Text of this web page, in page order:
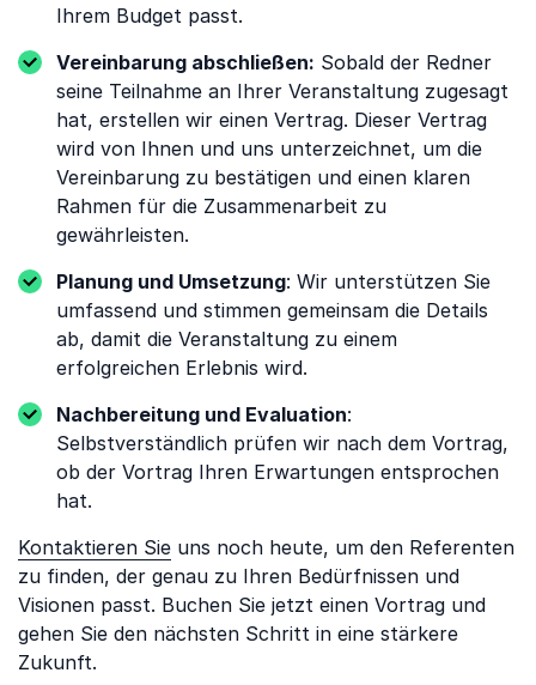
Ihrem Budget passt.
Vereinbarung abschließen: Sobald der Redner
seine Teilnahme an Ihrer Veranstaltung zugesagt
hat, erstellen wir einen Vertrag. Dieser Vertrag
wird von Ihnen und uns unterzeichnet, um die
Vereinbarung zu bestätigen und einen klaren
Rahmen für die Zusammenarbeit zu
gewährleisten.
Planung und Umsetzung: Wir unterstützen Sie
umfassend und stimmen gemeinsam die Details
ab, damit die Veranstaltung zu einem
erfolgreichen Erlebnis wird.
Nachbereitung und Evaluation:
Selbstverständlich prüfen wir nach dem Vortrag,
ob der Vortrag Ihren Erwartungen entsprochen
hat.
Kontaktieren Sie uns noch heute, um den Referenten
zu finden, der genau zu Ihren Bedürfnissen und
Visionen passt. Buchen Sie jetzt einen Vortrag und
gehen Sie den nächsten Schritt in eine stärkere
Zukunft.